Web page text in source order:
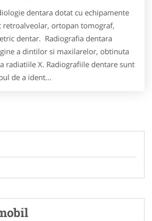
dentara dotat cu echipamente
retroalveolar, ortopan tomograf,
dentar. Radiografia dentara
a dintilor si maxilarelor, obtinuta
radiatiile X. Radiografiile dentare sunt
de a ident...